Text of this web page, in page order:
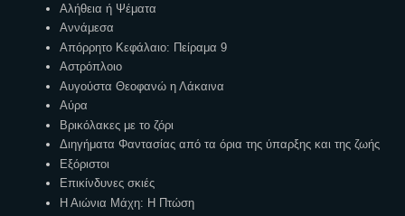
Αλήθεια ή Ψέματα
Αννάμεσα
Απόρρητο Κεφάλαιο: Πείραμα 9
Αστρόπλοιο
Αυγούστα Θεοφανώ η Λάκαινα
Αύρα
Βρικόλακες με το ζόρι
Διηγήματα Φαντασίας από τα όρια της ύπαρξης και της ζωής
Εξόριστοι
Επικίνδυνες σκιές
Η Αιώνια Μάχη: Η Πτώση